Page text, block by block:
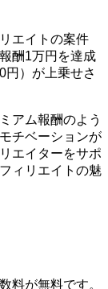
エイトの案件
酬1万円を達成
円）が上乗せさ
アム報酬のよう
チベーションが
エイターをサポ
ィリエイトの魅
料が無料です。